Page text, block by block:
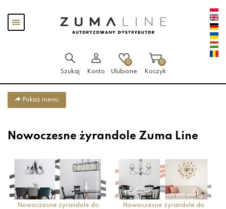
Pokaż
menu
Szukaj Konto
0
Ulubione
0
Koszyk
Pokaż menu
Nowoczesne żyrandole Zuma Line
Nowoczesne żyrandole do
Nowoczesne żyrandole do